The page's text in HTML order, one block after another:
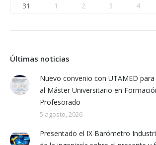
31
1 2 3 4
Últimas noticias
Nuevo convenio con UTAMED
al Máster Universitario en
Profesorado
5 agosto, 2026
Presentado el IX Barómetro